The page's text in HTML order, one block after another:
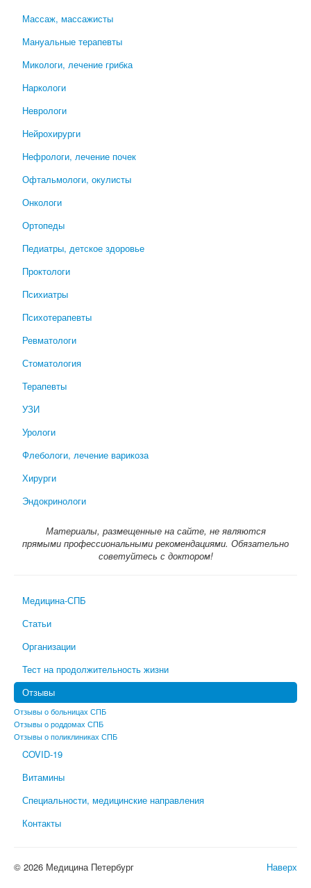
Массаж, массажисты
Мануальные терапевты
Микологи, лечение грибка
Наркологи
Неврологи
Нейрохирурги
Нефрологи, лечение почек
Офтальмологи, окулисты
Онкологи
Ортопеды
Педиатры, детское здоровье
Проктологи
Психиатры
Психотерапевты
Ревматологи
Стоматология
Терапевты
УЗИ
Урологи
Флебологи, лечение варикоза
Хирурги
Эндокринологи
Материалы, размещенные на сайте, не являются
прямыми профессиональными рекомендациями. Обязательно
советуйтесь с доктором!
Медицина-СПБ
Статьи
Организации
Тест на продолжительность жизни
Отзывы
Отзывы о больницах СПБ
Отзывы о роддомах СПБ
Отзывы о поликлиниках СПБ
COVID-19
Витамины
Специальности, медицинские направления
Контакты
Наверх
© 2026 Медицина Петербург